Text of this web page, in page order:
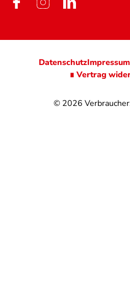
© 2026
DatenschutzImpressum
∎ Vertrag